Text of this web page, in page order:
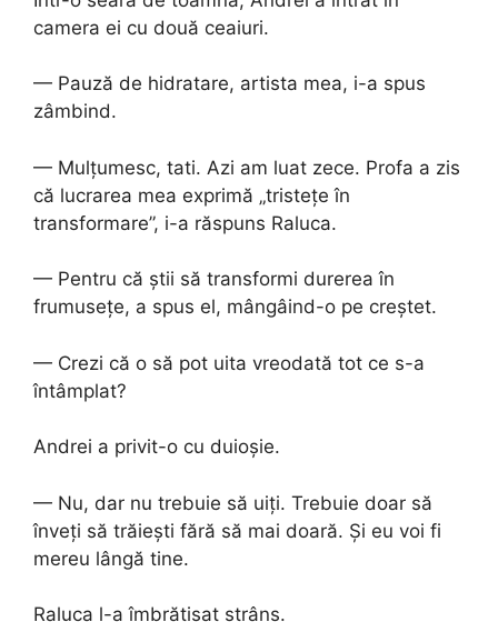
camera ei cu două ceaiuri.
— Pauză de hidratare, artista mea, i-a spus
zâmbind.
— Mulțumesc, tati. Azi am luat zece. Profa a zis
că lucrarea mea exprimă „tristețe în
transformare”, i-a răspuns Raluca.
— Pentru că știi să transformi durerea în
frumusețe, a spus el, mângâind-o pe creștet.
— Crezi că o să pot uita vreodată tot ce s-a
întâmplat?
Andrei a privit-o cu duioșie.
— Nu, dar nu trebuie să uiți. Trebuie doar să
înveți să trăiești fără să mai doară. Și eu voi fi
mereu lângă tine.
Raluca l-a îmbrățișat strâns.